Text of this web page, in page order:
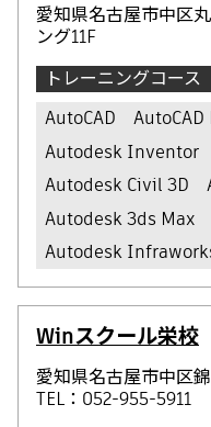
愛知県名古屋市中区
ング11F
トレーニングコース
AutoCAD
AutoCAD
Autodesk Inventor
Autodesk Civil 3D
Autodesk 3ds Max
Autodesk
Winスクール栄校
愛知県名古屋市中区
TEL：052-955-5911